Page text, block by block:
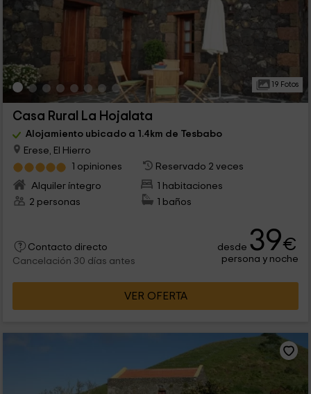
19 Fotos
Casa Rural La Hojalata
Alojamiento ubicado a 1.4km de Tesbabo
Erese, El Hierro
1 opiniones
Reservado 2 veces
Alquiler íntegro
1 habitaciones
2 personas
1 baños
Contacto directo
Cancelación 30 días antes
desde 39€
persona y noche
VER OFERTA